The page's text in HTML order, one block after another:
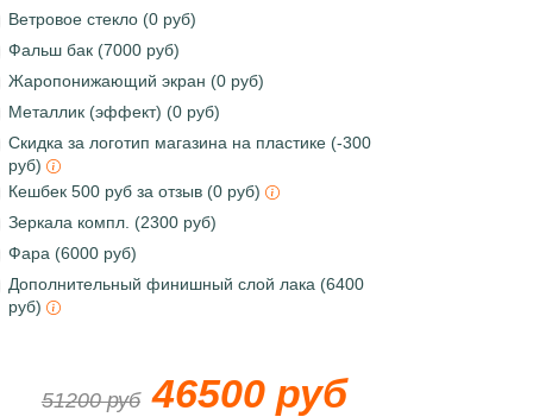
Ветровое стекло (0 руб)
Фальш бак (7000 руб)
Жаропонижающий экран (0 руб)
Металлик (эффект) (0 руб)
Скидка за логотип магазина на пластике (-300
руб)
Кешбек 500 руб за отзыв (0 руб)
Зеркала компл. (2300 руб)
Фара (6000 руб)
Дополнительный финишный слой лака (6400
руб)
51200 руб 46500 руб